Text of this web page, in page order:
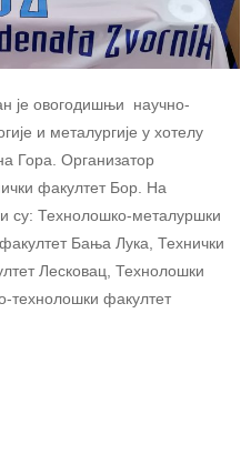
је овогодишњи научно-
и металургије у хотелу
Гора. Организатор
факултет Бор. На
су: Технолошко-металуршки
Бања Лука, Технички
Лесковац, Технолошки
технолошки факултет